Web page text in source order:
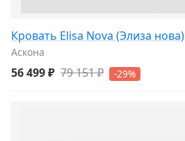
Кровать Elisa Nova (Элиза нова)
Аскона
56 499 ₽ 79 151 ₽ -29%